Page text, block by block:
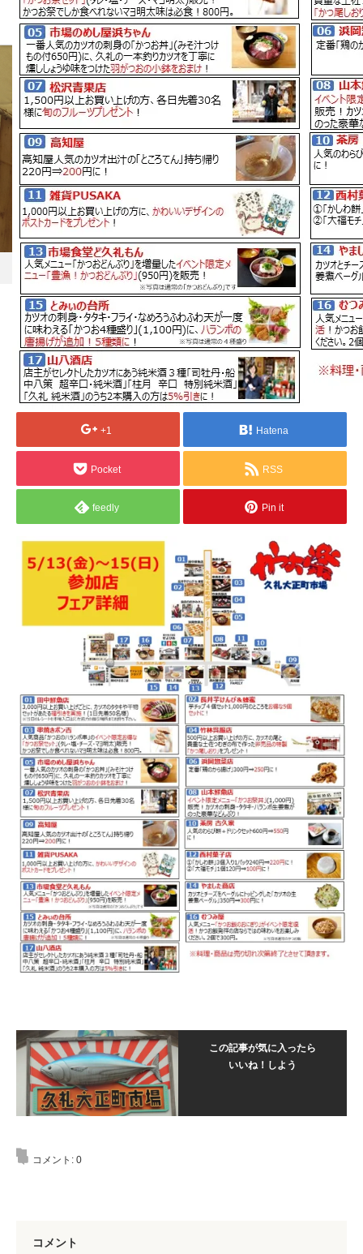
BLOG
ホーム
ブログ一覧 大正町市場かつお祭WEB用データ
2022.05.6
大正町市場かつお祭WEB用データ
Tweet Share
+1 Hatena
Pocket RSS
feedly Pin it
この記事が気に入ったら
いいね！しよう
コメント: 0
コメント